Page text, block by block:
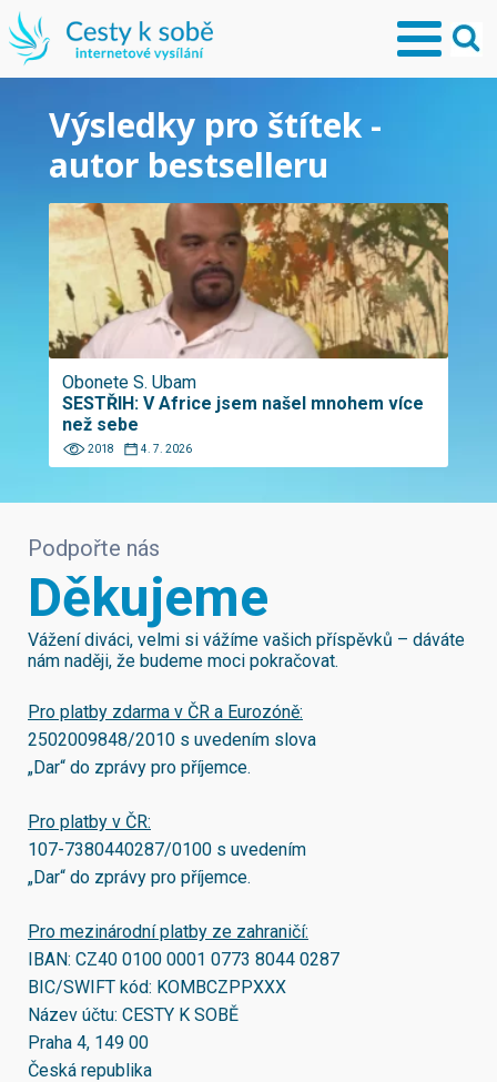
Výsledky pro štítek -
autor bestselleru
Obonete S. Ubam
SESTŘIH: V Africe jsem našel mnohem více
než sebe
2018 4. 7. 2026
Podpořte nás
Děkujeme
Vážení diváci, velmi si vážíme vašich příspěvků – dáváte
nám naději, že budeme moci pokračovat.
Pro platby zdarma v ČR a Eurozóně:
2502009848/2010 s uvedením slova
„Dar“ do zprávy pro příjemce.
Pro platby v ČR:
107-7380440287/0100 s uvedením
„Dar“ do zprávy pro příjemce.
Pro mezinárodní platby ze zahraničí:
IBAN: CZ40 0100 0001 0773 8044 0287
BIC/SWIFT kód: KOMBCZPPXXX
Název účtu: CESTY K SOBĚ
Praha 4, 149 00
Česká republika